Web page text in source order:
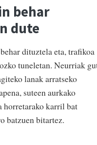
behar
dute
dituztela eta, trafikoa
tuneletan. Neurriak
lanak arratseko
suteen aurkako
horretarako karril bat
batzuen bitartez.